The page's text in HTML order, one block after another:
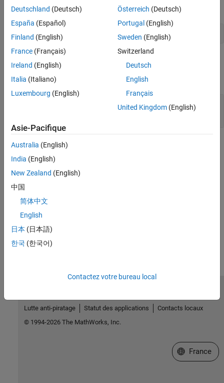
In Fortran, callingmxIsUint16 is equivalent to calling:
mxGetClassName(pm) .eq. 'uint16'
Input Arguments
expand all
Version History
Introduced before R2006a
See Also
mxIsClass
Deutschland (Deutsch)
España (Español)
Finland (English)
France (Français)
Ireland (English)
Italia (Italiano)
Luxembourg (English)
Österreich (Deutsch)
Portugal (English)
Sweden (English)
Switzerland
Deutsch
English
Français
United Kingdom(English)
Asie-Pacifique
Australia (English)
India (English)
New Zealand (English)
中国
简体中文
English
日本 (日本語)
한국 (한국어)
Contactez votre bureau local
Lutte anti-piratage
Statut des applications
Contacts locaux
© 1994-2026 The MathWorks, Inc.
Sélectionner
France